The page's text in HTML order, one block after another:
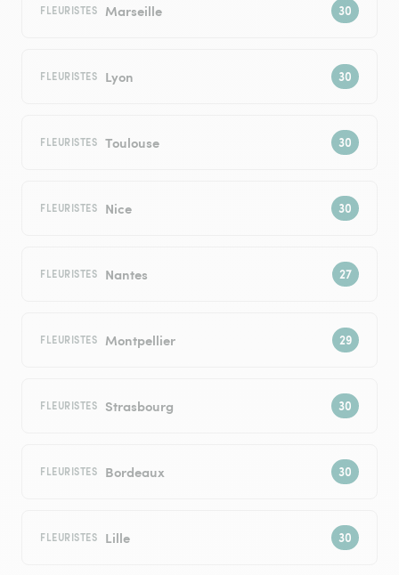
FLEURISTES Marseille
FLEURISTES Lyon
FLEURISTES Toulouse
FLEURISTES Nice
FLEURISTES Nantes
FLEURISTES Montpellier
FLEURISTES Strasbourg
FLEURISTES Bordeaux
FLEURISTES Lille